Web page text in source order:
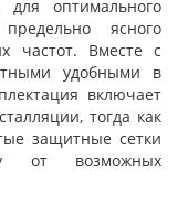
оптимального
ясного
частот. Вместе с
удобными в
включает
тогда как
защитные сетки
от возможных